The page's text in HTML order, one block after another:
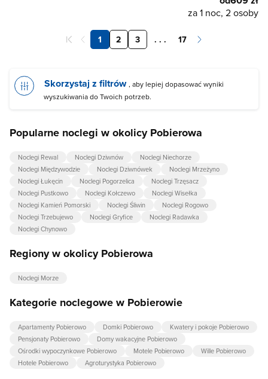
za 1 noc, 2 osoby
1 2 3 . . . 17
Skorzystaj z filtrów , aby lepiej dopasować wyniki
wyszukiwania do Twoich potrzeb.
Popularne noclegi w okolicy Pobierowa
Noclegi Rewal Noclegi Dziwnów
Noclegi Niechorze
Noclegi Międzywodzie
Noclegi Dziwnówek
Noclegi Mrzeżyno
Noclegi Łukęcin
Noclegi Pogorzelica
Noclegi Trzęsacz
Noclegi Pustkowo
Noclegi Kołczewo
Noclegi Wisełka
Noclegi Kamień Pomorski
Noclegi Śliwin
Noclegi Rogowo
Noclegi Trzebujewo
Noclegi Gryfice
Noclegi Radawka
Noclegi Chynowo
Regiony w okolicy Pobierowa
Noclegi Morze
Kategorie noclegowe w Pobierowie
Apartamenty Pobierowo Domki Pobierowo
Kwatery i pokoje Pobierowo
Pensjonaty Pobierowo
Domy wakacyjne Pobierowo
Ośrodki wypoczynkowe Pobierowo
Motele Pobierowo
Wille Pobierowo
Hotele Pobierowo
Agroturystyka Pobierowo